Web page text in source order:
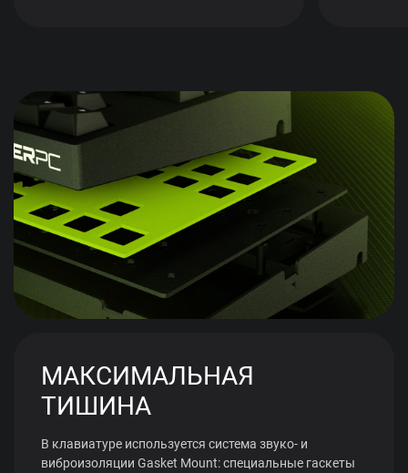
МАКСИМАЛЬНАЯ
ТИШИНА
В клавиатуре используется система звуко- и
виброизоляции Gasket Mount: специальные гаскеты